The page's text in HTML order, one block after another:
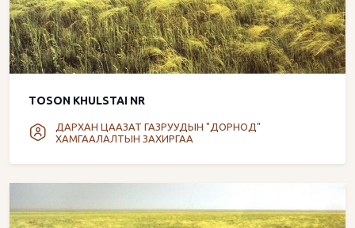
TOSON KHULSTAI NR
ДАРХАН ЦААЗАТ ГАЗРУУДЫН "ДОРНОД"
ХАМГААЛАЛТЫН ЗАХИРГАА